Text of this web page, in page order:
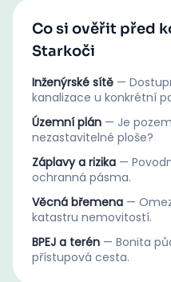
Co si ověřit před
Starkoči
Inženýrské sítě —
kanalizace u konkrétní
Územní plán — Je
nezastavitelné ploše?
Záplavy a rizika —
ochranná pásma.
Věcná břemena —
katastru nemovitostí.
BPEJ a terén — Bonita
přístupová cesta.